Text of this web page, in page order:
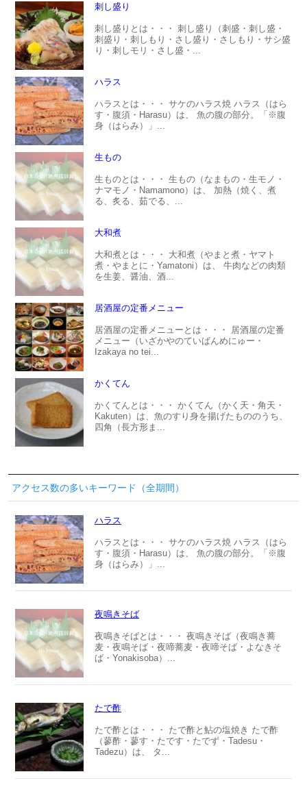
刺し盛り
刺し盛りとは・・・ 刺し盛り（刺盛・刺し盛・
刺盛り・刺しもり・さし盛り・さしもり・サシ盛
り・刺しモリ・さし盛・...
ハラス
ハラスとは・・・ サケのハラス焼 ハラス（はら
す・腹須・Harasu）は、 魚の腹の部分。「※腹
身（はらみ）」...
生もの
生ものとは・・・ 生もの（なまもの・生モノ・
ナマモノ・Namamono）は、 加熱（焼く、煮
る、炙る、茹でる、...
大和煮
大和煮とは・・・ 大和煮（やまと煮・ヤマト
煮・やまとに・Yamatoni）は、 牛肉などの肉類
を生姜、醤油、酒...
居酒屋の定番メニュー
居酒屋の定番メニューとは・・・ 居酒屋の定番
メニュー（いざかやのていばんめにゅー・
Izakaya no tei...
かくてん
かくてんとは・・・ かくてん（かく天・角天・
Kakuten）は、魚のすり身を揚げたもののうち、
四角（長方形ま...
アクセス数の多いキーワード（全期間）
ハラス
ハラスとは・・・ サケのハラス焼 ハラス（はら
す・腹須・Harasu）は、 魚の腹の部分。「※腹
身（はらみ）」...
夜鳴きそば
夜鳴きそばとは・・・ 夜鳴きそば（夜鳴き蕎
麦・夜鳴そば・夜啼蕎麦・夜啼そば・よなきそ
ば・Yonakisoba）...
たで酢
たで酢とは・・・ たで酢と鮎の塩焼き たで酢
（蓼酢・蓼す・たです・たでず・Tadesu・
Tadezu）は、 タ...